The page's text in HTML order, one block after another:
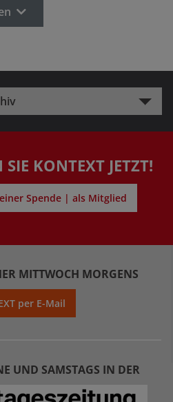
KONTEXT JETZT!
Spende | als Mitglied
MITTWOCH MORGENS
per E-Mail
UND SAMSTAGS IN DER